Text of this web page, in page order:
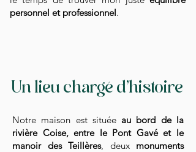
personnel et professionnel.
Un lieu chargé d'histoire
Notre maison est située au bord de la
rivière Coise, entre le Pont Gavé et le
manoir des Teillères, deux monuments